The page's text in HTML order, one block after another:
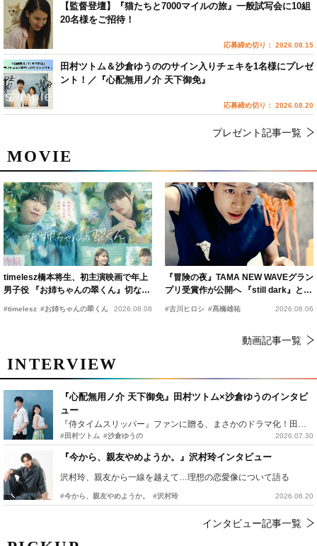
MOVIE
timelesz橋本将生、初主演映画で年上
男子役 『お姉ちゃんの翠くん』切ない
恋の幕開けを予感
#timelesz #お姉ちゃんの翠くん 2026.08.08
『冒険の夜』TAMA NEW WAVEグラン
プリ受賞作が公開へ 『still dark』と同
時上映決定
#古川ヒロシ #髙橋雄祐 2026.08.06
動画記事一覧
INTERVIEW
『心配無用ノ介 天下御免』田村ツトム×沙倉ゆうのインタビ
ュー
#田村ツトム #沙倉ゆうの 2026.07.30
『今から、親友やめようか。』沢村玲インタビュー
沢村玲、親友から一線を越えて…理想の恋愛像について語る
#今から、親友やめようか。 #沢村玲 2026.06.20
インタビュー記事一覧
【監督登壇】『猫たちと7000マイルの旅』一般試写会に10組
20名様をご招待！
応募締め切り： 2026.08.15
田村ツトム＆沙倉ゆうののサイン入りチェキを1名様にプレゼ
ント！／『心配無用ノ介 天下御免』
応募締め切り： 2026.08.20
プレゼント記事一覧